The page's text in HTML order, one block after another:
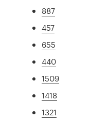
887
457
655
440
1509
1418
1321